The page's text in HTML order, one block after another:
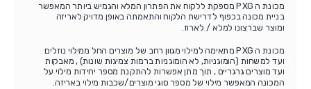
מכונת ה PXG מספקת ללקוח את הפתרון המלא והגמיש ביותר המאפשר
בניית מכונה בכפוף לדרישת הלקוח והתאמתה באופן מדויק לאריזה
ומוצר שברצונו למלא / לארוז.
מכונת ה PXG מתאימה למילוי מגוון רחב של מוצרים החל ממילוי נוזלים
ועד למשחות (הומוגניות, לא הומוגניות ברמות צמיגות שונות) , מאבקות
ועד מוצרים גרגריים , תוך מתן אפשרות להתקנת מספר יחידות מילוי על
המכונה המאפשר מילוי של מספר סוגי מוצרים/שכבות מילוי באריזה.